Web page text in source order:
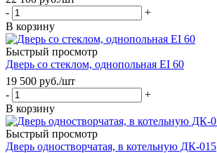
-
+
В корзину
Быстрый просмотр
Дверь со стеклом, однопольная EI 60
19 500 руб./шт
-
+
В корзину
Быстрый просмотр
Дверь одностворчатая, в котельную ДК-015